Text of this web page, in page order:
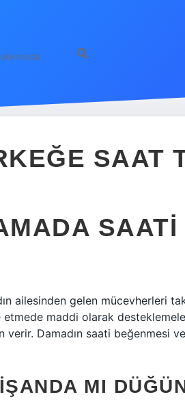
SAAT
SAATI
ailesinden gelen mücevherleri
maddi olarak
Damadın saati beğenmesi
MI